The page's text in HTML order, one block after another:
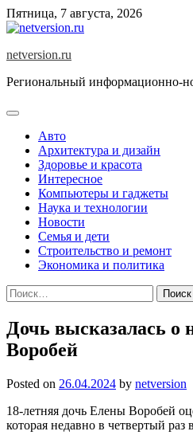
Skip
to
Пятница, 7 августа, 2026
netversion.ru
Региональный информационно-
Авто
Архитектура и дизайн
Здоровье и красота
Интересное
Компьютеры и гаджеты
Наука и технологии
Новости
Семья и дети
Строительство и ремонт
Экономика и политика
Найти:
Дочь высказалась
Воробей
Posted on 26.04.2024 by netversion
18-летняя дочь Елены Воробей
которая недавно в четвертый